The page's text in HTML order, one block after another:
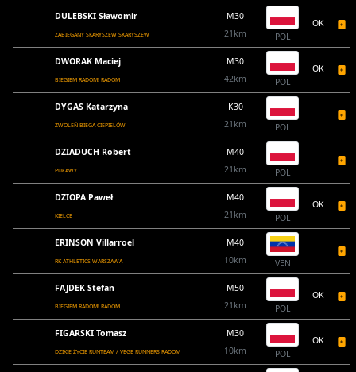
DULEBSKI Sławomir
ZABIEGANY SKARYSZEW SKARYSZEW
M30
21km
POL
OK
DWORAK Maciej
BIEGIEM RADOM! RADOM
M30
42km
POL
OK
DYGAS Katarzyna
ZWOLEŃ BIEGA CIEPIELÓW
K30
21km
POL
DZIADUCH Robert
PUŁAWY
M40
21km
POL
DZIOPA Paweł
KIELCE
M40
21km
POL
OK
ERINSON Villarroel
RK ATHLETICS WARSZAWA
M40
10km
VEN
FAJDEK Stefan
BIEGIEM RADOM! RADOM
M50
21km
POL
OK
FIGARSKI Tomasz
DZIKIE ŻYCIE RUNTEAM / VEGE RUNNERS RADOM
M30
10km
POL
OK